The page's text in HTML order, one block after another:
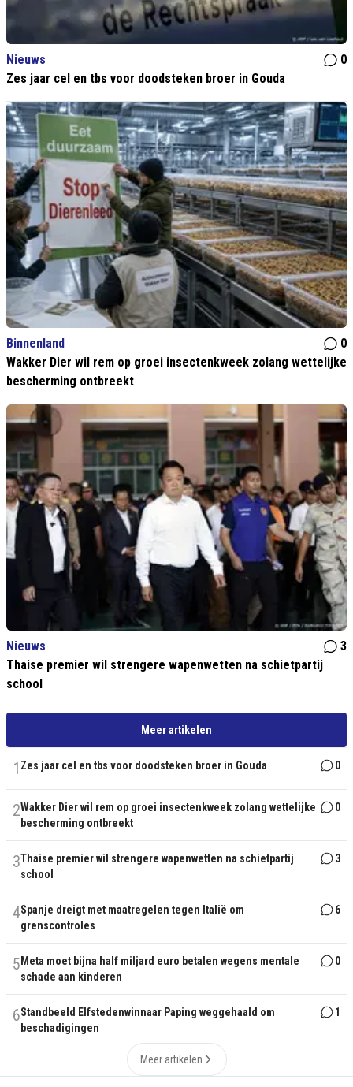
Nieuws
0
Zes jaar cel en tbs voor doodsteken broer in Gouda
Binnenland
0
Wakker Dier wil rem op groei insectenkweek zolang wettelijke
bescherming ontbreekt
Nieuws
3
Thaise premier wil strengere wapenwetten na schietpartij
school
Meer artikelen
1 Zes jaar cel en tbs voor doodsteken broer in Gouda 0
2Wakker Dier wil rem op groei insectenkweek zolang wettelijke
bescherming ontbreekt
0
3Thaise premier wil strengere wapenwetten na schietpartij
school
3
4Spanje dreigt met maatregelen tegen Italië om
grenscontroles
6
5 Meta moet bijna half miljard euro betalen wegens mentale
schade aan kinderen
0
6Standbeeld Elfstedenwinnaar Paping weggehaald om
beschadigingen
1
Meer artikelen